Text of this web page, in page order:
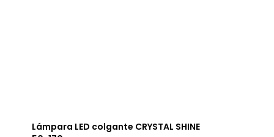
Lámpara LED colgante CRYSTAL SHINE